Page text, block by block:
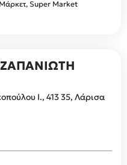
Super Market
Ι., 413 35, Λάρισα